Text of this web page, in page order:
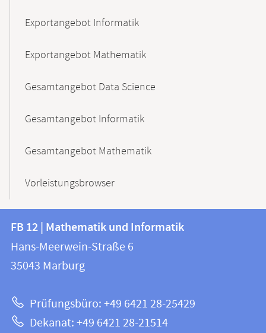
Exportangebot Informatik
Exportangebot Mathematik
Gesamtangebot Data Science
Gesamtangebot Informatik
Gesamtangebot Mathematik
Vorleistungsbrowser
Kontakt
und
Informationen
Website
FB
12
|
und
Informatik
FB 12 | Mathematik und Informatik
Hans-Meerwein-Straße 6
35043 Marburg
Prüfungsbüro: +49 6421 28-25429
Dekanat: +49 6421 28-21514